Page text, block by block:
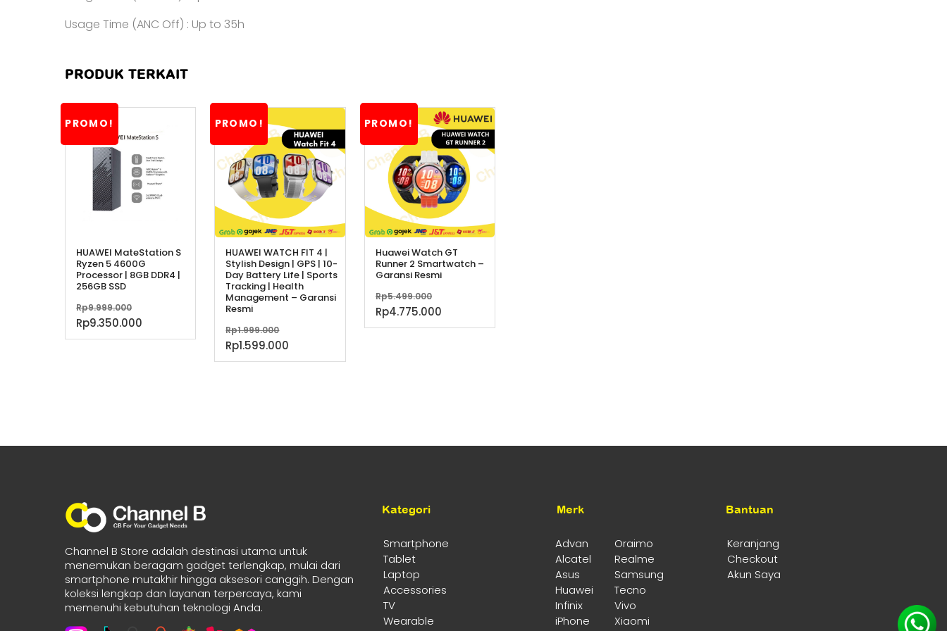
Usage Time (ANC Off) : Up to 35h
PRODUK TERKAIT
PROMO!
HUAWEI MateStation S
Ryzen 5 4600G
Processor | 8GB DDR4 |
256GB SSD
Rp9.999.000
aslinya
adalah:
Rp9.350.000
saat
PROMO!
HUAWEI WATCH FIT 4 |
Stylish Design | GPS | 10-
Day Battery Life | Sports
Tracking | Health
Management – Garansi
Resmi
Rp1.999.000
aslinya
adalah:
Rp1.599.000
saat
PROMO!
Huawei Watch GT
Runner 2 Smartwatch –
Garansi Resmi
Rp5.499.000
aslinya
adalah:
Rp4.775.000Harga
saat
Channel B Store adalah destinasi utama untuk
menemukan beragam gadget terlengkap, mulai dari
smartphone mutakhir hingga aksesori canggih. Dengan
koleksi lengkap dan layanan terpercaya, kami
memenuhi kebutuhan teknologi Anda.
Kategori
Smartphone
Tablet
Laptop
Accessories
TV
Wearable
Merk
Advan
Oraimo
Alcatel
Realme
Asus
Samsung
Huawei
Tecno
Infinix
Vivo
iPhone
Xiaomi
Bantuan
Keranjang
Checkout
Akun Saya